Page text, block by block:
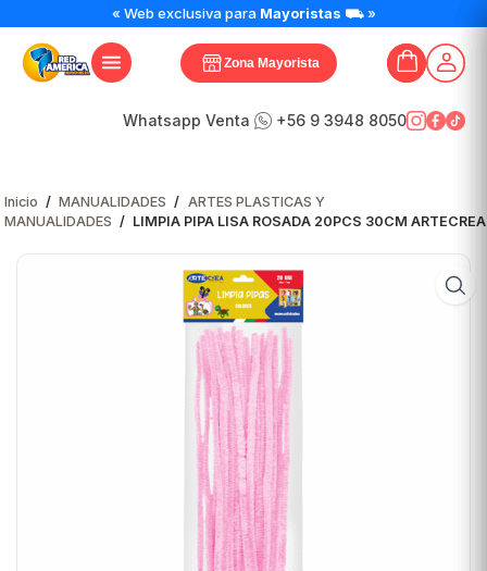
« Web exclusiva para Mayoristas ⛟ »
Zona Mayorista
Whatsapp Venta +56 9 3948 8050
Inicio / MANUALIDADES / ARTES PLASTICAS Y
MANUALIDADES / LIMPIA PIPA LISA ROSADA 20PCS 30CM ARTECREA